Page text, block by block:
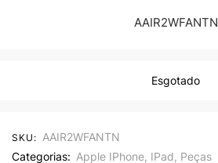
AAIR2WFANTN
Esgotado
SKU: AAIR2WFANTN
Categorias: Apple IPhone, IPad, Peças